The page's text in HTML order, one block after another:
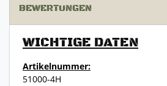
BEWERTUNGEN
WICHTIGE DATEN
Artikelnummer:
51000-4H